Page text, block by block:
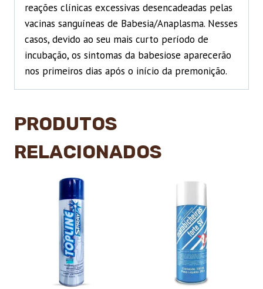
reações clínicas excessivas desencadeadas pelas
vacinas sanguíneas de Babesia/Anaplasma. Nesses
casos, devido ao seu mais curto período de
incubação, os sintomas da babesiose aparecerão
nos primeiros dias após o início da premonição.
PRODUTOS
RELACIONADOS